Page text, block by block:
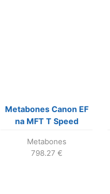
Metabones Canon EF
na MFT T Speed
Metabones
798.27 €